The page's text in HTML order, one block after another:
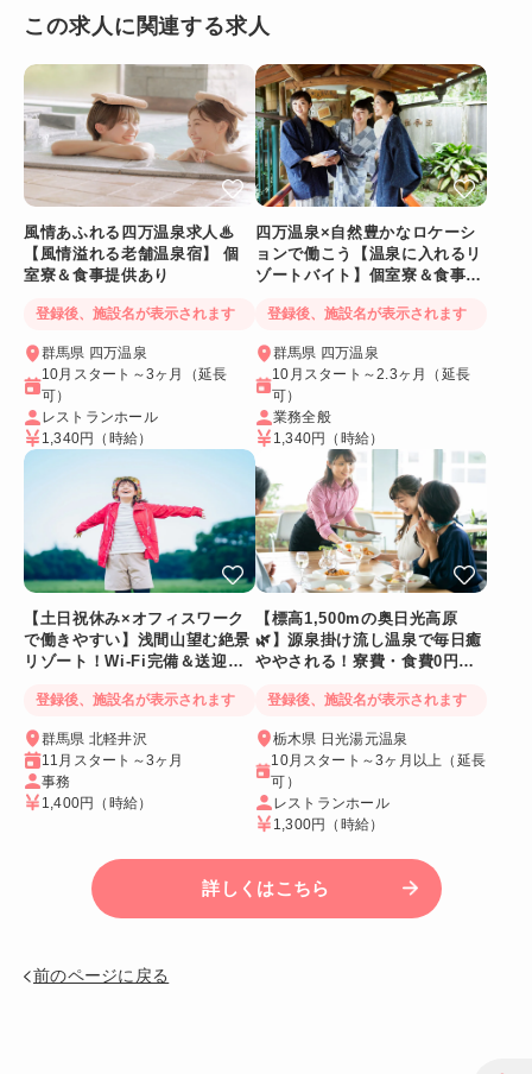
この求人に関連する求人
風情あふれる四万温泉求人♨
【風情溢れる老舗温泉宿】 個
室寮＆食事提供あり
登録後、施設名が表示されます
群馬県 四万温泉
10月スタート～3ヶ月（延長
可）
レストランホール
1,340円
（時給）
四万温泉×自然豊かなロケーシ
ョンで働こう【温泉に入れるリ
ゾートバイト】個室寮＆食事提
登録後、施設名が表示されます
群馬県 四万温泉
10月スタート～2.3ヶ月（延長
可）
業務全般
1,340円
（時給）
【土日祝休み×オフィスワーク
で働きやすい】浅間山望む絶景
リゾート！Wi-Fi完備＆送迎バ
登録後、施設名が表示されます
群馬県 北軽井沢
11月スタート～3ヶ月
事務
1,400円 （時給）
【標高1,500mの奥日光高原
🌿】源泉掛け流し温泉で毎日癒
ややされる！寮費・食費0円！
登録後、施設名が表示されます
栃木県 日光湯元温泉
10月スタート～3ヶ月以上（延長
可）
レストランホール
1,300円 （時給）
詳しくはこちら
前のページに戻る